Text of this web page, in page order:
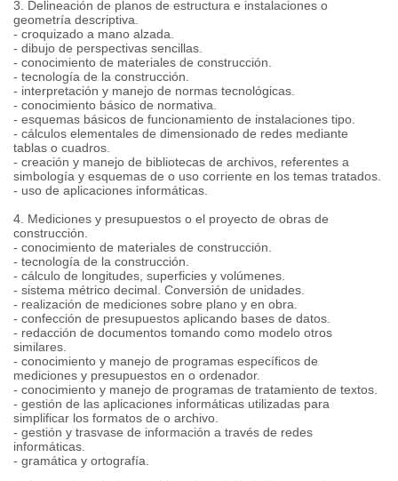
3. Delineación de planos de estructura e instalaciones o
geometría descriptiva.
- croquizado a mano alzada.
- dibujo de perspectivas sencillas.
- conocimiento de materiales de construcción.
- tecnología de la construcción.
- interpretación y manejo de normas tecnológicas.
- conocimiento básico de normativa.
- esquemas básicos de funcionamiento de instalaciones tipo.
- cálculos elementales de dimensionado de redes mediante
tablas o cuadros.
- creación y manejo de bibliotecas de archivos, referentes a
simbología y esquemas de o uso corriente en los temas tratados.
- uso de aplicaciones informáticas.
4. Mediciones y presupuestos o el proyecto de obras de
construcción.
- conocimiento de materiales de construcción.
- tecnología de la construcción.
- cálculo de longitudes, superficies y volúmenes.
- sistema métrico decimal. Conversión de unidades.
- realización de mediciones sobre plano y en obra.
- confección de presupuestos aplicando bases de datos.
- redacción de documentos tomando como modelo otros
similares.
- conocimiento y manejo de programas específicos de
mediciones y presupuestos en o ordenador.
- conocimiento y manejo de programas de tratamiento de textos.
- gestión de las aplicaciones informáticas utilizadas para
simplificar los formatos de o archivo.
- gestión y trasvase de información a través de redes
informáticas.
- gramática y ortografía.